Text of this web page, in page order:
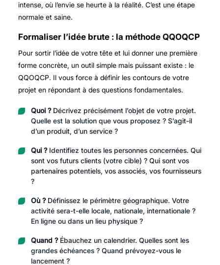
intense, où l’envie se heurte à la réalité. C’est une étape
normale et saine.
Formaliser l’idée brute : la méthode QQOQCP
Pour sortir l’idée de votre tête et lui donner une première
forme concrète, un outil simple mais puissant existe : le
QQOQCP. Il vous force à définir les contours de votre
projet en répondant à des questions fondamentales.
Quoi ?Décrivez précisément l’objet de votre projet.
Quelle est la solution que vous proposez ? S’agit-il
d’un produit, d’un service ?
Qui ?Identifiez toutes les personnes concernées. Qui
sont vos futurs clients (votre cible) ? Qui sont vos
partenaires potentiels, vos associés, vos fournisseurs
?
Où ?Définissez le périmètre géographique. Votre
activité sera-t-elle locale, nationale, internationale ?
En ligne ou dans un lieu physique ?
Quand ?Ébauchez un calendrier. Quelles sont les
grandes échéances ? Quand prévoyez-vous le
lancement ?